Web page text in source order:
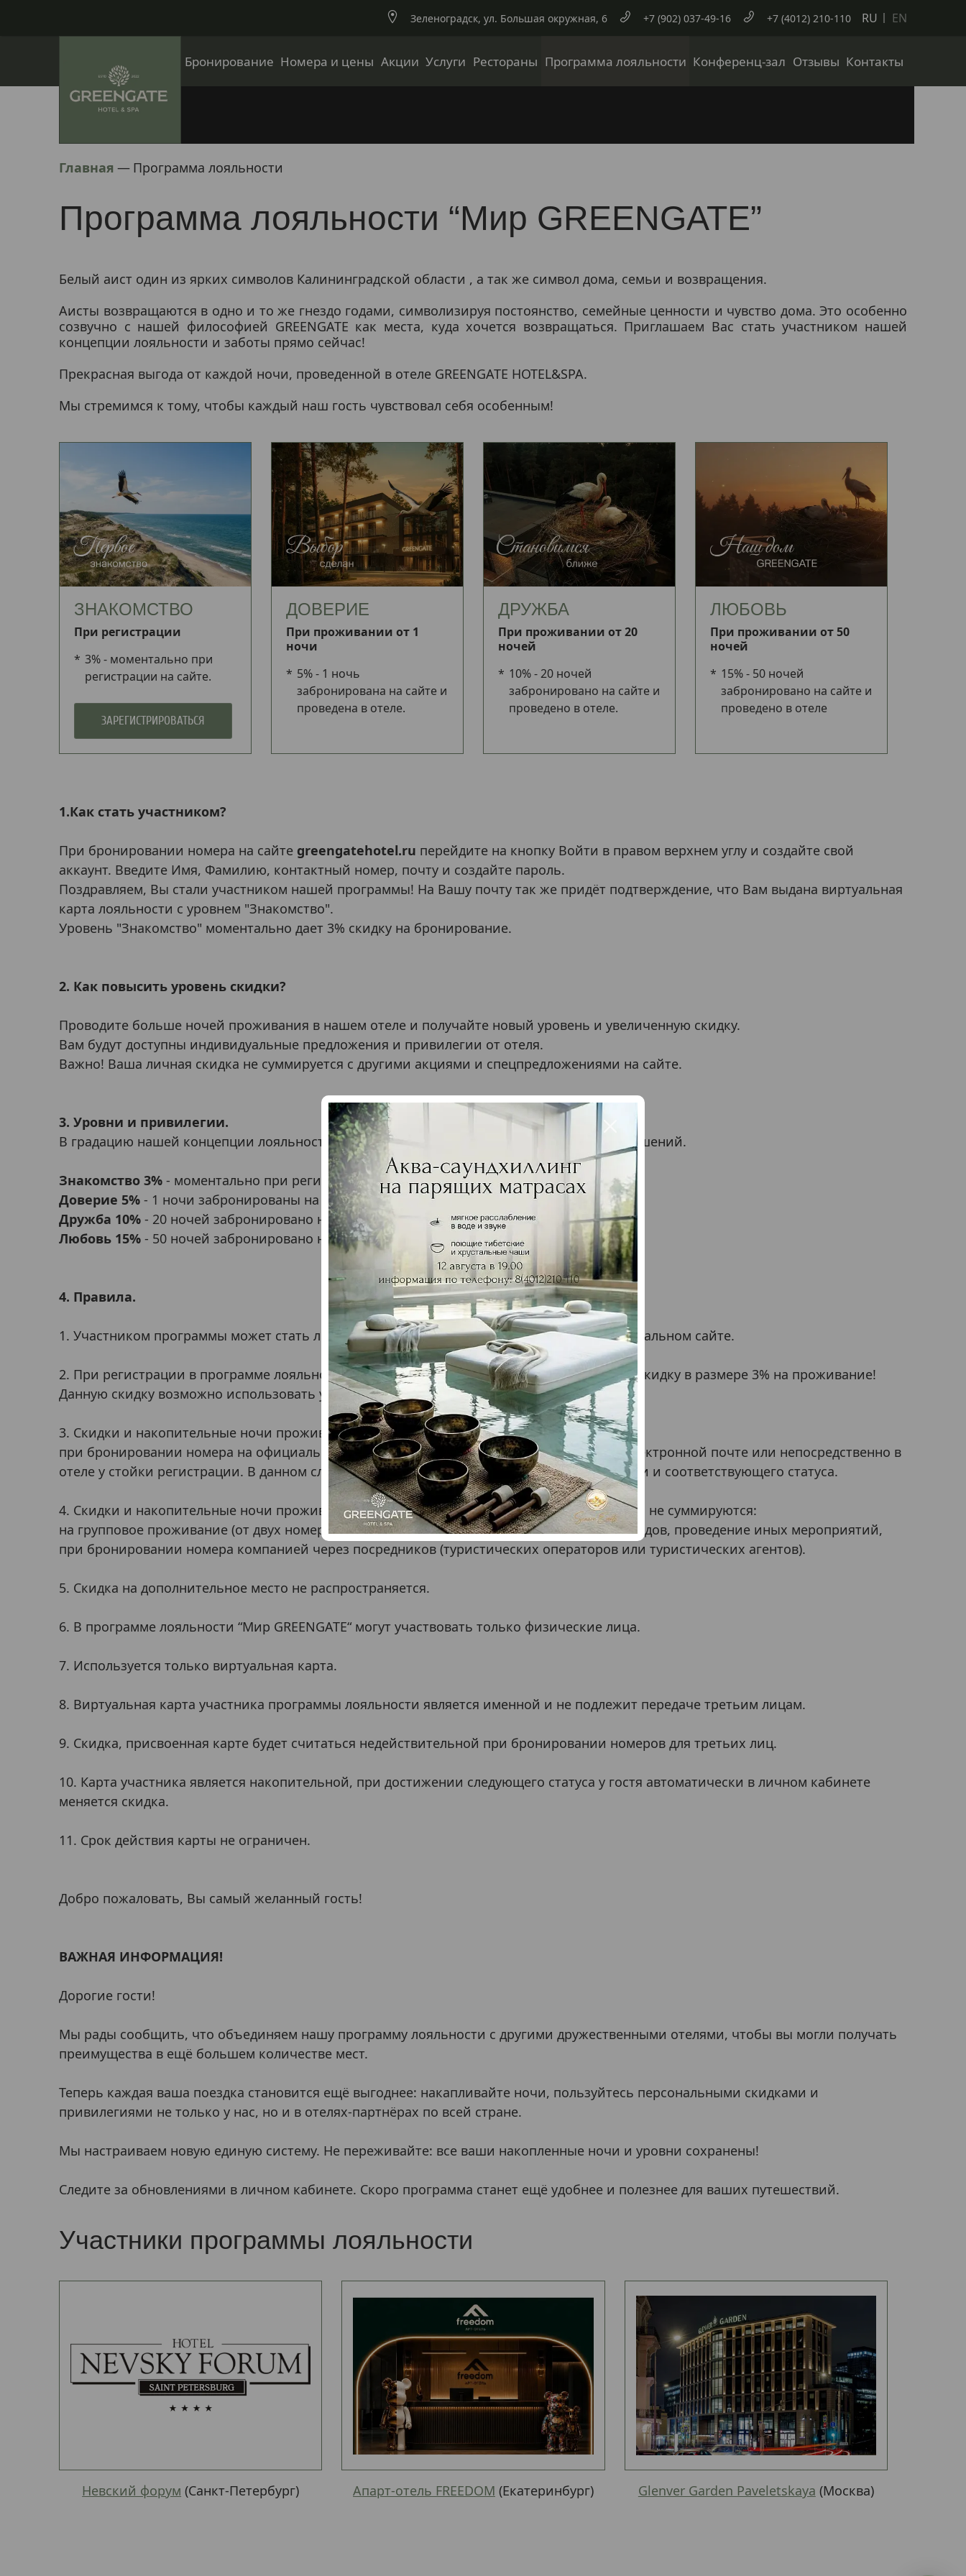
Зеленоградск, ул. Большая окружная, 6 +7 (902) 037-49-16 +7 (4012) 210-110 RU EN
Бронирование Номера и цены Акции Услуги Рестораны Программа лояльности Конференц-зал Отзывы Контакты
Главная — Программа лояльности
Программа лояльности “Мир GREENGATE”
Белый аист один из ярких символов Калининградской области , а так же символ дома, семьи и возвращения.
Аисты возвращаются в одно и то же гнездо годами, символизируя постоянство, семейные ценности и чувство дома. Это особенно
созвучно с нашей философией GREENGATE как места, куда хочется возвращаться. Приглашаем Вас стать участником нашей
концепции лояльности и заботы прямо сейчас!
Прекрасная выгода от каждой ночи, проведенной в отеле GREENGATE HOTEL&SPA.
Мы стремимся к тому, чтобы каждый наш гость чувствовал себя особенным!
ЗНАКОМСТВО
При регистрации
3% - моментально при
регистрации на сайте.
ЗАРЕГИСТРИРОВАТЬСЯ
ДОВЕРИЕ
При проживании от 1
ночи
5% - 1 ночь
забронирована на сайте и
проведена в отеле.
ДРУЖБА
При проживании от 20
ночей
10% - 20 ночей
забронировано на сайте и
проведено в отеле.
ЛЮБОВЬ
При проживании от 50
ночей
15% - 50 ночей
забронировано на сайте и
проведено в отеле
1.Как стать участником?
При бронировании номера на сайте greengatehotel.ru перейдите на кнопку Войти в правом верхнем углу и создайте свой
аккаунт. Введите Имя, Фамилию, контактный номер, почту и создайте пароль.
Поздравляем, Вы стали участником нашей программы! На Вашу почту так же придёт подтверждение, что Вам выдана виртуальная
карта лояльности с уровнем "Знакомство".
Уровень "Знакомство" моментально дает 3% скидку на бронирование.
2. Как повысить уровень скидки?
Проводите больше ночей проживания в нашем отеле и получайте новый уровень и увеличенную скидку.
Вам будут доступны индивидуальные предложения и привилегии от отеля.
Важно! Ваша личная скидка не суммируется с другими акциями и спецпредложениями на сайте.
3. Уровни и привилегии.
В градацию нашей концепции лояльности и заботы вложены этапы межличностных отношений.
Знакомство 3% - моментально при регистрации на сайте
Доверие 5% - 1 ночи забронированы на сайте и проведены в отеле
Дружба 10% - 20 ночей забронировано на сайте и проведено в отеле
Любовь 15% - 50 ночей забронировано на сайте и проведено в отеле
4. Правила.
1. Участником программы может стать любой Гость, бронирующий проживание на официальном сайте.
2. При регистрации в программе лояльности гость сразу получает статус «Знакомство» и скидку в размере 3% на проживание!
Данную скидку возможно использовать уже при первом проживании.
3. Скидки и накопительные ночи проживания по данной программе начисляются:
при бронировании номера на официальном сайте, при бронировании по телефону, по электронной почте или непосредственно в
отеле у стойки регистрации. В данном случае гость сообщает о наличии карты лояльности и соответствующего статуса.
4. Скидки и накопительные ночи проживания по данной программе не предоставляются и не суммируются:
на групповое проживание (от двух номеров и более), на организацию корпоративных заездов, проведение иных мероприятий,
при бронировании номера компанией через посредников (туристических операторов или туристических агентов).
5. Скидка на дополнительное место не распространяется.
6. В программе лояльности “Мир GREENGATE“ могут участвовать только физические лица.
7. Используется только виртуальная карта.
8. Виртуальная карта участника программы лояльности является именной и не подлежит передаче третьим лицам.
9. Скидка, присвоенная карте будет считаться недействительной при бронировании номеров для третьих лиц.
10. Карта участника является накопительной, при достижении следующего статуса у гостя автоматически в личном кабинете
меняется скидка.
11. Срок действия карты не ограничен.
Добро пожаловать, Вы самый желанный гость!
ВАЖНАЯ ИНФОРМАЦИЯ!
Дорогие гости!
Мы рады сообщить, что объединяем нашу программу лояльности с другими дружественными отелями, чтобы вы могли получать
преимущества в ещё большем количестве мест.
Теперь каждая ваша поездка становится ещё выгоднее: накапливайте ночи, пользуйтесь персональными скидками и
привилегиями не только у нас, но и в отелях-партнёрах по всей стране.
Мы настраиваем новую единую систему. Не переживайте: все ваши накопленные ночи и уровни сохранены!
Следите за обновлениями в личном кабинете. Скоро программа станет ещё удобнее и полезнее для ваших путешествий.
Участники программы лояльности
Невский форум (Санкт-Петербург) Апарт-отель FREEDOM (Екатеринбург) Glenver Garden Paveletskaya (Москва)